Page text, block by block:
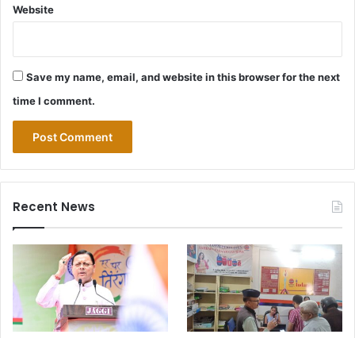
Website
Save my name, email, and website in this browser for the next
time I comment.
Recent News